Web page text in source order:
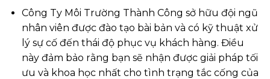
Công Ty Môi Trường Thành Công sở hữu đội ngũ
nhân viên được đào tạo bài bản và có kỹ thuật xử
lý sự cố đến thái độ phục vụ khách hàng. Điều
này đảm bảo rằng bạn sẽ nhận được giải pháp tối
ưu và khoa học nhất cho tình trạng tắc cống của